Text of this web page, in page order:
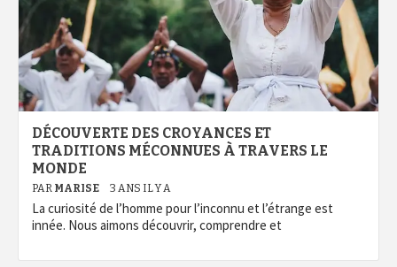
DÉCOUVERTE DES CROYANCES ET
TRADITIONS MÉCONNUES À TRAVERS LE
MONDE
PAR MARISE 3 ANS IL Y A
La curiosité de l’homme pour l’inconnu et l’étrange est
innée. Nous aimons découvrir, comprendre et